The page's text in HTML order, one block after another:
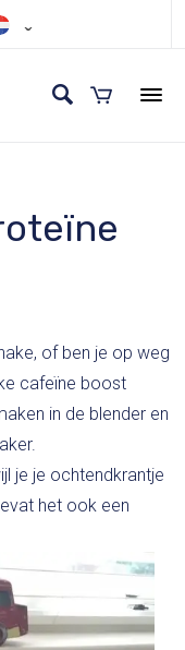
of ben je op weg
cafeïne boost
in de blender en
je je ochtendkrantje
het ook een